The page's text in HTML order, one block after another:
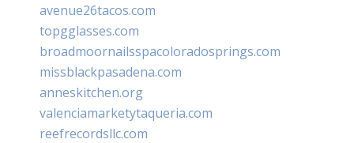
avenue26tacos.com
topgglasses.com
broadmoornailsspacoloradosprings.com
missblackpasadena.com
anneskitchen.org
valenciamarketytaqueria.com
reefrecordsllc.com